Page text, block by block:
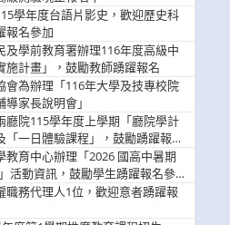
學年度台語片影史，歡迎歷史科
報名參加
及學前教育署辦理116年度高級中
施計畫」，鼓勵教師踴躍報名
會為辦理「116年大學及技專校院
家長說明會」
廳院115學年度上學期「廳院學計
一日體驗課程」，鼓勵踴躍報名
教育中心辦理「2026 國高中暑期
活動資訊，鼓勵學生踴躍報名參
職務代理人1位，歡迎意者踴躍報